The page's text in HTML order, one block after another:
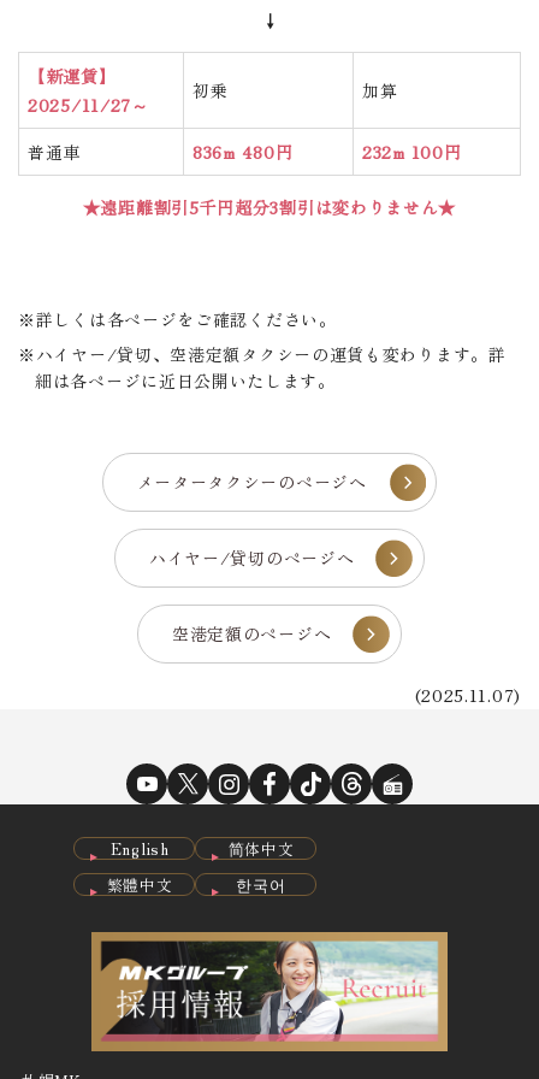
↓
【新運賃】
2025/11/27～
初乗 加算
普通車 836m 480円 232m 100円
★遠距離割引5千円超分3割引は変わりません★
詳しくは各ページをご確認ください。
ハイヤー/貸切、空港定額タクシーの運賃も変わります。詳
細は各ページに近日公開いたします。
メータータクシーのページへ
ハイヤー/貸切のページへ
空港定額のページへ
(2025.11.07)
English
简体中文
繁體中文
한국어